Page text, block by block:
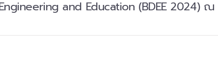
and Education (BDEE 2024) ณ